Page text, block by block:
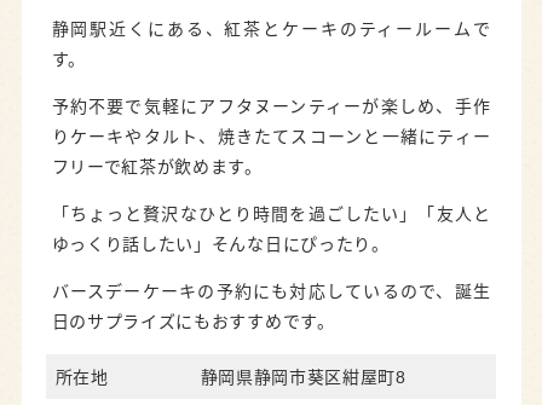
静岡駅近くにある、紅茶とケーキのティールームで
す。
予約不要で気軽にアフタヌーンティーが楽しめ、手作
りケーキやタルト、焼きたてスコーンと一緒にティー
フリーで紅茶が飲めます。
「ちょっと贅沢なひとり時間を過ごしたい」「友人と
ゆっくり話したい」そんな日にぴったり。
バースデーケーキの予約にも対応しているので、誕生
日のサプライズにもおすすめです。
所在地 静岡県静岡市葵区紺屋町8